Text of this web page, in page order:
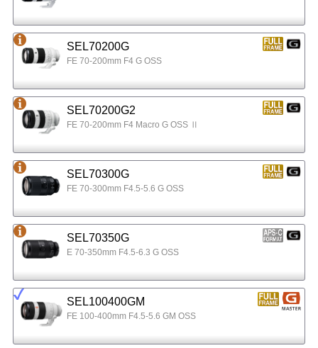
SEL70200G
FE 70-200mm F4 G OSS
SEL70200G2
FE 70-200mm F4 Macro G OSS Ⅱ
SEL70300G
FE 70-300mm F4.5-5.6 G OSS
SEL70350G
E 70-350mm F4.5-6.3 G OSS
SEL100400GM
FE 100-400mm F4.5-5.6 GM OSS